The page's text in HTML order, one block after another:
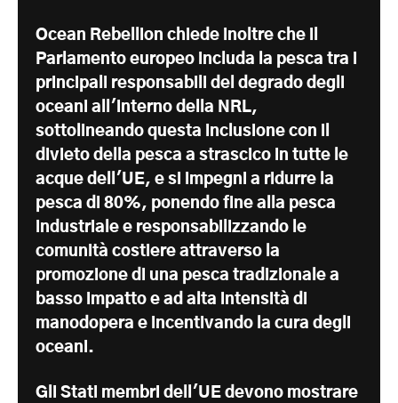
Ocean Rebellion chiede inoltre che il
Parlamento europeo includa la pesca tra i
principali responsabili del degrado degli
oceani all'interno della NRL,
sottolineando questa inclusione con il
divieto della pesca a strascico in tutte le
acque dell'UE, e si impegni a ridurre la
pesca di 80%, ponendo fine alla pesca
industriale e responsabilizzando le
comunità costiere attraverso la
promozione di una pesca tradizionale a
basso impatto e ad alta intensità di
manodopera e incentivando la cura degli
oceani.
Gli Stati membri dell'UE devono mostrare